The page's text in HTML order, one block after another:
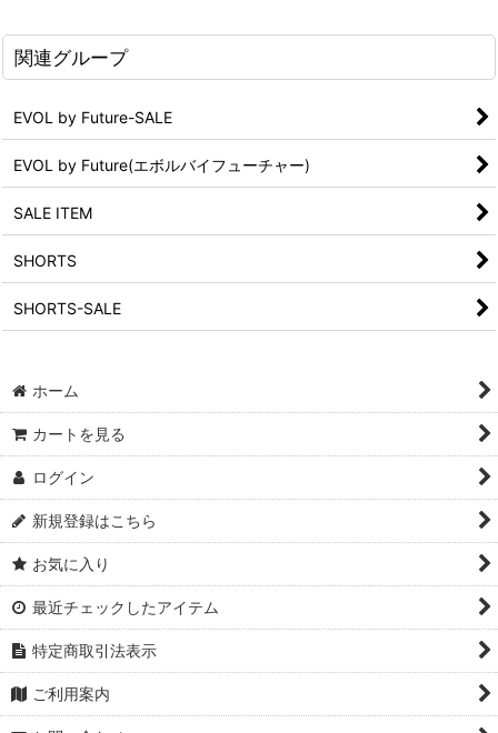
関連グループ
EVOL by Future-SALE
EVOL by Future(エボルバイフューチャー)
SALE ITEM
SHORTS
SHORTS-SALE
ホーム
カートを見る
ログイン
新規登録はこちら
お気に入り
最近チェックしたアイテム
特定商取引法表示
ご利用案内